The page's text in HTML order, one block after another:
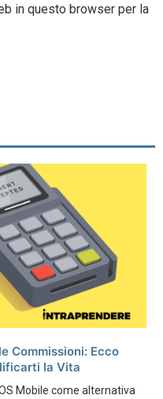
in questo browser per la
Commissioni: Ecco
la Vita
Mobile come alternativa